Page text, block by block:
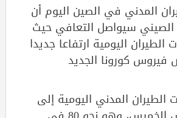
المدني في الصين اليوم أن
الصيني سيواصل التعافي حيث
اليومية ارتفاعا جديدا
كورونا الجديد
المدني اليومية إلى